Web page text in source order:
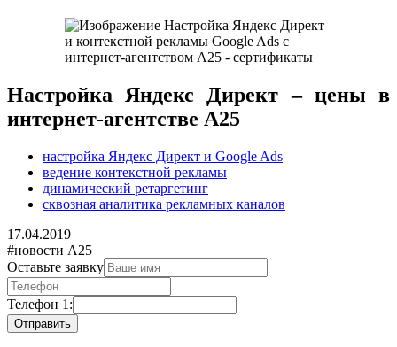
Настройка Яндекс Директ – цены в
интернет-агентстве А25
настройка Яндекс Директ и Google Ads
ведение контекстной рекламы
динамический ретаргетинг
сквозная аналитика рекламных каналов
17.04.2019
#новости А25
Оставьте заявку
Телефон 1: